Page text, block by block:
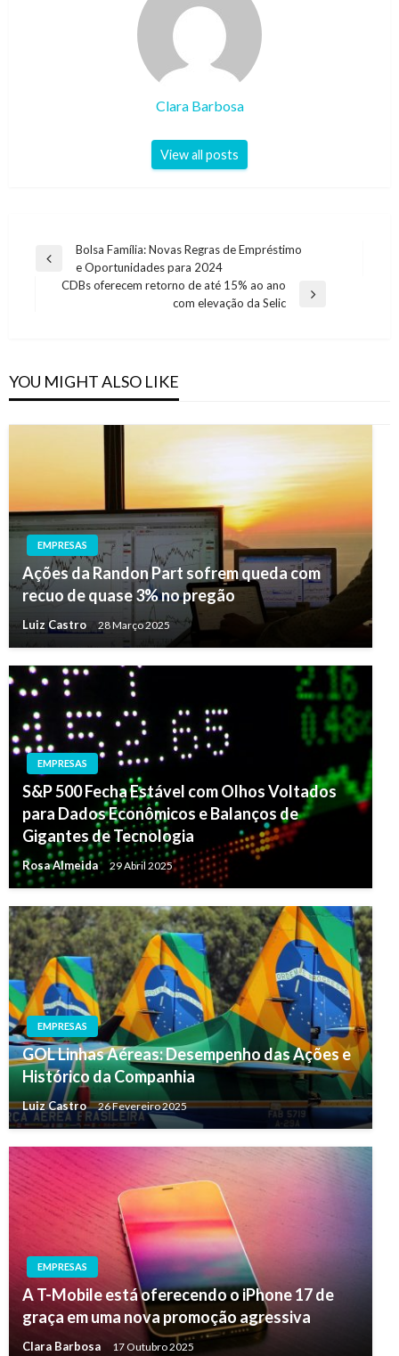
Clara Barbosa
View all posts
Navegação
Previous
Bolsa Família: Novas Regras de Empréstimo
e Oportunidades para 2024
CDBs oferecem retorno de até 15% ao ano
com elevação da Selic
YOU MIGHT ALSO LIKE
EMPRESAS
Ações da Randon Part sofrem queda com
recuo de quase 3% no pregão
Luiz Castro 28 Março 2025
EMPRESAS
S&P 500 Fecha Estável com Olhos Voltados
para Dados Econômicos e Balanços de
Gigantes de Tecnologia
Rosa Almeida 29 Abril 2025
EMPRESAS
GOL Linhas Aéreas: Desempenho das Ações e
Histórico da Companhia
Luiz Castro 26 Fevereiro 2025
EMPRESAS
A T-Mobile está oferecendo o iPhone 17 de
graça em uma nova promoção agressiva
Clara Barbosa 17 Outubro 2025